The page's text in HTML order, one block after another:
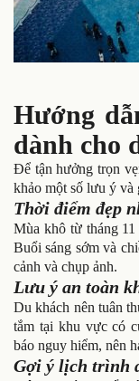
Hướng
dành cho
Để tận hưởng trọn
khảo một số lưu ý và
Thời điểm đẹp
Mùa khô từ tháng
Buổi sáng sớm và
cảnh và chụp ảnh.
Lưu ý an toàn
Du khách nên tuân
tắm tại khu vực có
báo nguy hiểm, nên
Gợi ý lịch trình